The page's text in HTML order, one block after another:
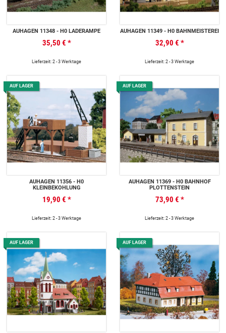
AUHAGEN 11348 - H0 LADERAMPE
35,50 € *
Lieferzeit: 2 - 3 Werktage
AUHAGEN 11349 - H0 BAHNMEISTEREI
32,90 € *
Lieferzeit: 2 - 3 Werktage
AUF LAGER
AUHAGEN 11356 - H0
KLEINBEKOHLUNG
19,90 € *
Lieferzeit: 2 - 3 Werktage
AUF LAGER
AUHAGEN 11369 - H0 BAHNHOF
PLOTTENSTEIN
73,90 € *
Lieferzeit: 2 - 3 Werktage
AUF LAGER AUF LAGER